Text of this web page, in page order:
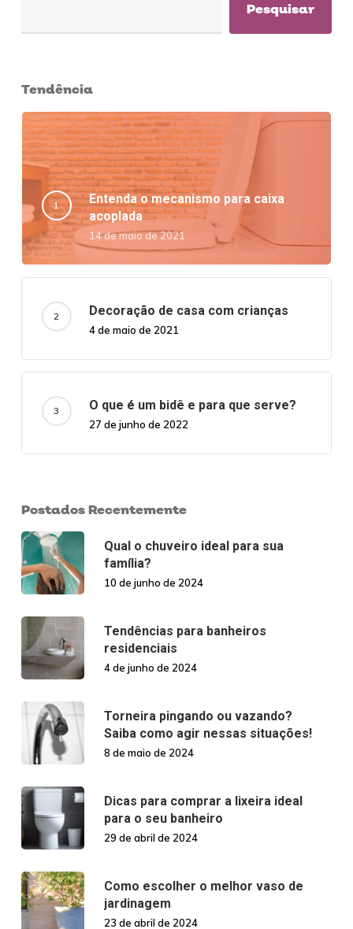
Pesquisar
Tendência
Entenda o mecanismo para caixa
acoplada
14 de maio de 2021
Decoração de casa com crianças
4 de maio de 2021
O que é um bidê e para que serve?
27 de junho de 2022
Postados Recentemente
Qual o chuveiro ideal para sua
família?
10 de junho de 2024
Tendências para banheiros
residenciais
4 de junho de 2024
Torneira pingando ou vazando?
Saiba como agir nessas situações!
8 de maio de 2024
Dicas para comprar a lixeira ideal
para o seu banheiro
29 de abril de 2024
Como escolher o melhor vaso de
jardinagem
23 de abril de 2024